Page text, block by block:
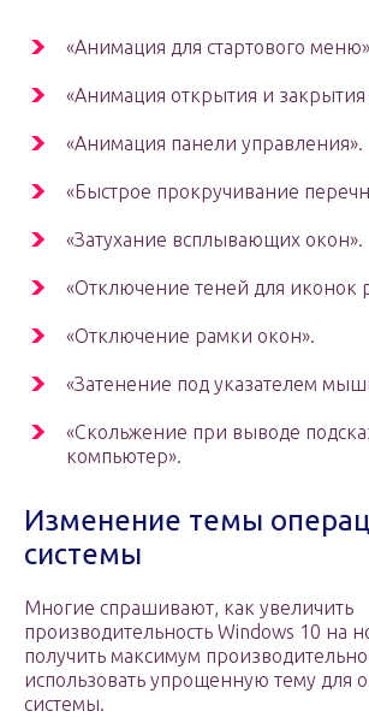
«Анимация для стартового
«Анимация открытия и закрытия
«Анимация панели управления».
«Быстрое прокручивание
«Затухание всплывающих окон».
«Отключение теней для иконок
«Отключение рамки окон».
«Затенение под указателем
«Скольжение при выводе
компьютер».
Изменение темы
системы
Многие спрашивают, как увеличить
производительность Windows 10 на
получить максимум
использовать упрощенную тему для
системы.